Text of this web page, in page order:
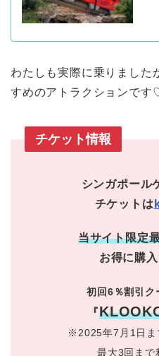
わたしも実際に乗りました
すめのアトラクションです
チケット情報
シンガポール
チケットは
当サイト限定
お得に購
初回6％割引ク
『
※2025年7月1日ま
最大3回ま